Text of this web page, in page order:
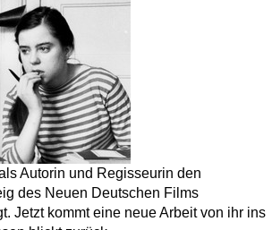
Autorin und Regisseurin den
des Neuen Deutschen Films
Jetzt kommt eine neue Arbeit von ihr ins